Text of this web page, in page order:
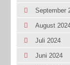
September
August
Juli 2024
Juni 2024